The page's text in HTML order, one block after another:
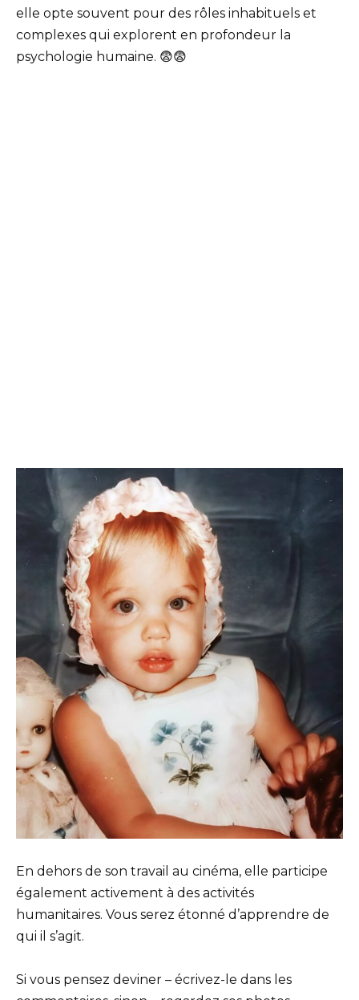
elle opte souvent pour des rôles inhabituels et
complexes qui explorent en profondeur la
psychologie humaine. 😨😨
En dehors de son travail au cinéma, elle participe
également activement à des activités
humanitaires. Vous serez étonné d’apprendre de
qui il s’agit.
Si vous pensez deviner – écrivez-le dans les